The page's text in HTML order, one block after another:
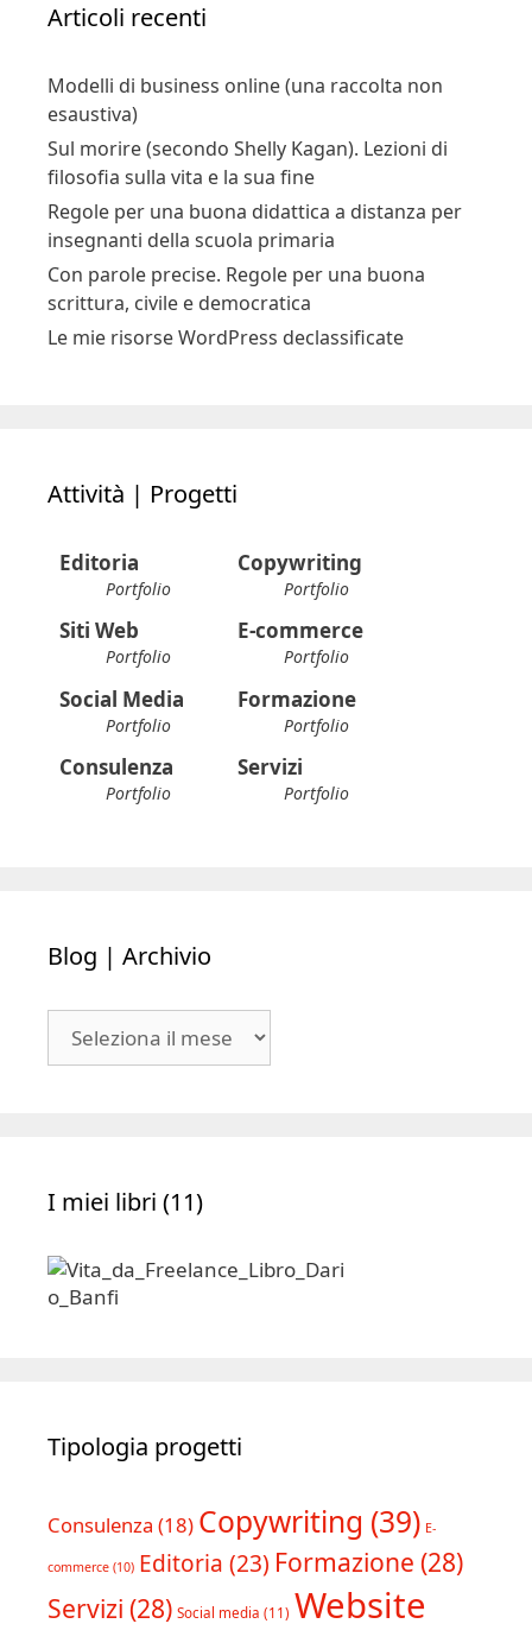
Articoli recenti
Modelli di business online (una raccolta non
esaustiva)
Sul morire (secondo Shelly Kagan). Lezioni di
filosofia sulla vita e la sua fine
Regole per una buona didattica a distanza per
insegnanti della scuola primaria
Con parole precise. Regole per una buona
scrittura, civile e democratica
Le mie risorse WordPress declassificate
Attività | Progetti
Editoria
Portfolio
Copywriting
Portfolio
Siti Web
Portfolio
E-commerce
Portfolio
Social Media
Portfolio
Formazione
Portfolio
Consulenza
Portfolio
Servizi
Portfolio
Blog | Archivio
I miei libri (11)
Tipologia progetti
Consulenza (18) Copywriting (39) E-
commerce (10) Editoria (23) Formazione (28)
Servizi (28) Social media (11) Website